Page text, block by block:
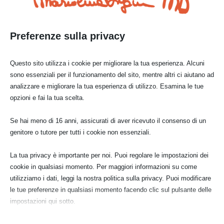
Carta
San Teodoro
Preferenze sulla privacy
Questo sito utilizza i cookie per migliorare la tua esperienza. Alcuni
sono essenziali per il funzionamento del sito, mentre altri ci aiutano ad
analizzare e migliorare la tua esperienza di utilizzo. Esamina le tue
opzioni e fai la tua scelta.
Se hai meno di 16 anni, assicurati di aver ricevuto il consenso di un
genitore o tutore per tutti i cookie non essenziali.
La tua privacy è importante per noi. Puoi regolare le impostazioni dei
cookie in qualsiasi momento. Per maggiori informazioni su come
utilizziamo i dati, leggi la nostra politica sulla privacy. Puoi modificare
le tue preferenze in qualsiasi momento facendo clic sul pulsante delle
impostazioni qui sotto.